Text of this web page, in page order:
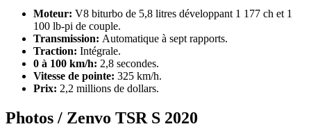
Moteur: V8 biturbo de 5,8 litres développant 1 177 ch et 1
100 lb-pi de couple.
Transmission: Automatique à sept rapports.
Traction: Intégrale.
0 à 100 km/h: 2,8 secondes.
Vitesse de pointe: 325 km/h.
Prix: 2,2 millions de dollars.
Photos / Zenvo TSR S 2020